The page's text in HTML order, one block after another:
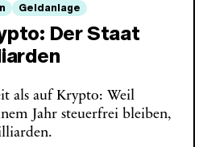
Geldanlage
Der Staat
als auf Krypto: Weil
Jahr steuerfrei bleiben,